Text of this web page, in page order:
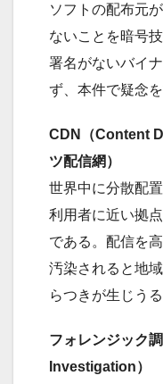
ソフトの配布元
ないことを暗号
署名がないバイ
ず、本件で疑念
CDN（Content
ツ配信網）
世界中に分散配
利用者に近い拠
である。配信を
汚染されると地
らつきが生じうる
フォレンジック
Investigation）